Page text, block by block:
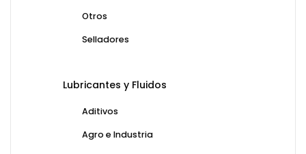
Otros
Selladores
Lubricantes y Fluidos
Aditivos
Agro e Industria